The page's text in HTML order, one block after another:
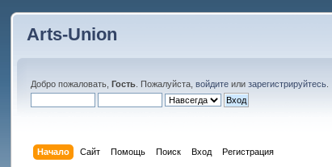
Arts-Union
Добро пожаловать,Гость . Пожалуйста,войдите илизарегистрируйтесь
Начало Сайт Помощь Поиск Вход Регистрация